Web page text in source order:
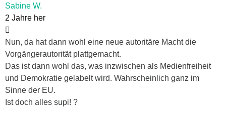
Sabine W.
2 Jahre her
Nun, da hat dann wohl eine neue autoritäre Macht die
Vorgängerautorität plattgemacht.
Das ist dann wohl das, was inzwischen als Medienfreiheit
und Demokratie gelabelt wird. Wahrscheinlich ganz im
Sinne der EU.
Ist doch alles supi! ?